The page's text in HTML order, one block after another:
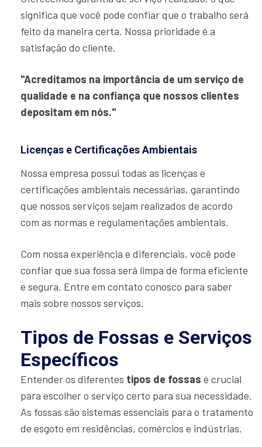
significa que você pode confiar que o trabalho será
feito da maneira certa. Nossa prioridade é a
satisfação do cliente.
"Acreditamos na importância de um serviço de
qualidade e na confiança que nossos clientes
depositam em nós."
Licenças e Certificações Ambientais
Nossa empresa possui todas as licenças e
certificações ambientais necessárias, garantindo
que nossos serviços sejam realizados de acordo
com as normas e regulamentações ambientais.
Com nossa experiência e diferenciais, você pode
confiar que sua fossa será limpa de forma eficiente
e segura. Entre em contato conosco para saber
mais sobre nossos serviços.
Tipos de Fossas e Serviços
Específicos
Entender os diferentes tipos de fossas é crucial
para escolher o serviço certo para sua necessidade.
As fossas são sistemas essenciais para o tratamento
de esgoto em residências, comércios e indústrias.